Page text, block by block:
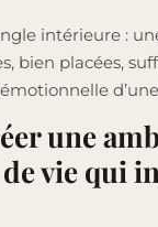
intérieure :
bien placées,
une
de vie qui